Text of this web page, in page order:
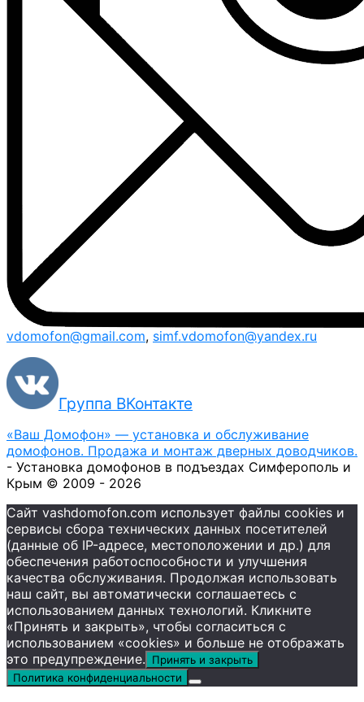
vdomofon@gmail.com, simf.vdomofon@yandex.ru
Группа ВКонтакте
«Ваш Домофон» — установка и обслуживание
домофонов. Продажа и монтаж дверных доводчиков.
- Установка домофонов в подъездах Симферополь и
Крым © 2009 - 2026
Сайт vashdomofon.com использует файлы cookies и
сервисы сбора технических данных посетителей
(данные об IP-адресе, местоположении и др.) для
обеспечения работоспособности и улучшения
качества обслуживания. Продолжая использовать
наш сайт, вы автоматически соглашаетесь с
использованием данных технологий. Кликните
«Принять и закрыть», чтобы согласиться с
использованием «cookies» и больше не отображать
это предупреждение.
Принять и закрыть
Политика конфиденциальности